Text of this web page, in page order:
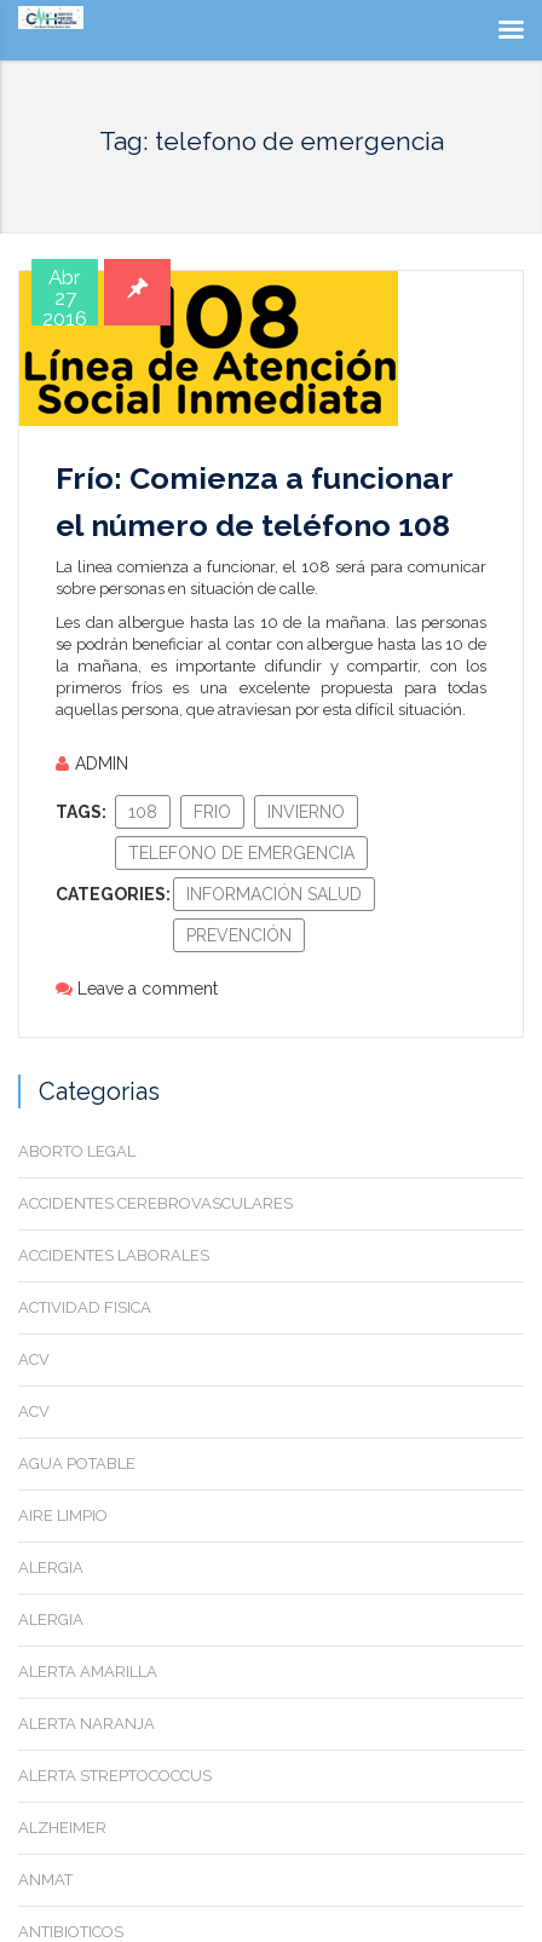
Tag: telefono de emergencia
Abr
27
2016
Frío: Comienza a funcionar
el número de teléfono 108
La linea comienza a funcionar, el 108 será para comunicar
sobre personas en situación de calle.
Les dan albergue hasta las 10 de la mañana. las personas
se podrán beneficiar al contar con albergue hasta las 10 de
la mañana, es importante difundir y compartir, con los
primeros fríos es una excelente propuesta para todas
aquellas persona, que atraviesan por esta difícil situación.
ADMIN
TAGS: 108 FRIO INVIERNO
TELEFONO DE EMERGENCIA
CATEGORIES: INFORMACIÓN SALUD
PREVENCIÓN
Leave a comment
Categorias
ABORTO LEGAL
ACCIDENTES CEREBROVASCULARES
ACCIDENTES LABORALES
ACTIVIDAD FISICA
ACV
ACV
AGUA POTABLE
AIRE LIMPIO
ALERGIA
ALERGIA
ALERTA AMARILLA
ALERTA NARANJA
ALERTA STREPTOCOCCUS
ALZHEIMER
ANMAT
ANTIBIOTICOS